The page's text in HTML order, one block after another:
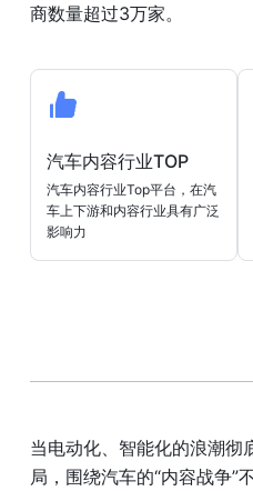
商数量超过3万家。
汽车内容行业TOP
汽车内容行业Top平台，在汽
车上下游和内容行业具有广泛
影响力
当电动化、智能化的浪潮彻
局，围绕汽车的“内容战争”